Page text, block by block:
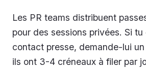
Les PR teams distribuent
pour des sessions privées. Si tu
contact presse, demande-lui
ils ont 3-4 créneaux à filer par